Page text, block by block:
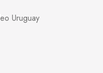
Uruguay